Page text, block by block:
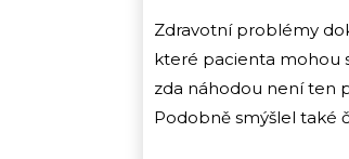
Zdravotní problémy
které pacienta mohou
zda náhodou není ten
Podobně smýšlel také